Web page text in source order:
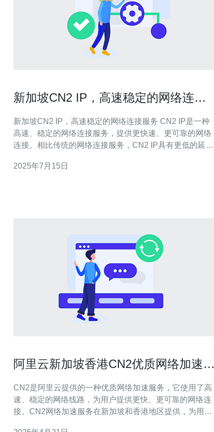
新加坡CN2 IP，高速稳定的网络连接
新加坡CN2 IP，高速稳定的网络连接服务 CN2 IP是一种
高速、稳定的网络连接服务，提供更快速、更可靠的网络
连接。相比传统的网络连接服务，CN2 IP具有更低的延迟
2025年7月15日
阿里云新加坡香港CN2优质网络加速服
CN2是阿里云提供的一种优质网络加速服务，它使用了高
速、稳定的网络线路，为用户提供更快、更可靠的网络连
接。CN2网络加速服务在新加坡和香港地区提供，为用户